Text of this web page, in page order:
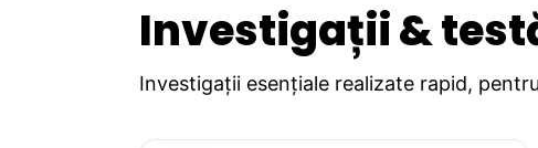
Investigații &
Investigații esențiale realizate rapid,